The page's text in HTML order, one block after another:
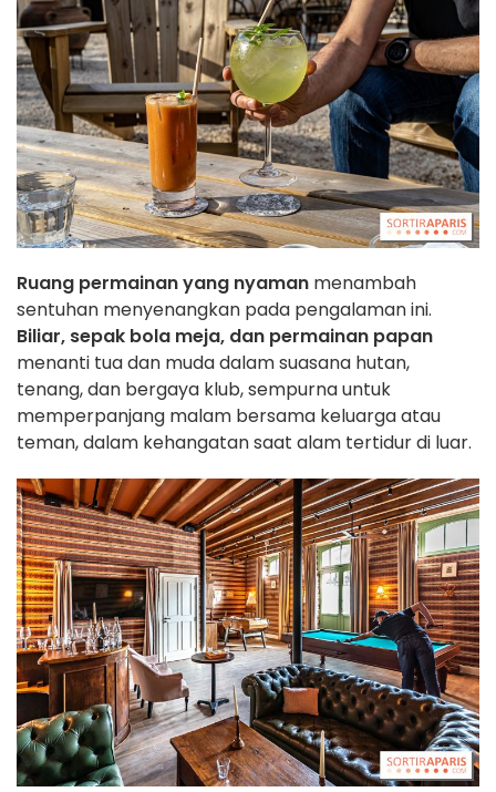
Ruang permainan yang nyaman menambah
sentuhan menyenangkan pada pengalaman ini.
Biliar, sepak bola meja, dan permainan papan
menanti tua dan muda dalam suasana hutan,
tenang, dan bergaya klub, sempurna untuk
memperpanjang malam bersama keluarga atau
teman, dalam kehangatan saat alam tertidur di luar.